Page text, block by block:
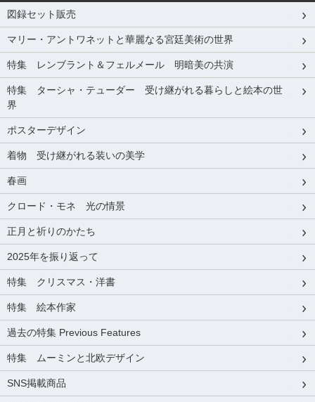
図録セット販売
マリー・アントワネットと華麗なる宮廷美術の世界
特集 レンブラント＆フェルメール 明暗美の共演
特集 ターシャ・テューダー 受け継がれる暮らしと絵本の世
界
ポスターデザイン
着物 受け継がれる装いの美学
春画
クロード・モネ 光の情景
正月と祈りのかたち
2025年を振り返って
特集 クリスマス・洋書
特集 絵本作家
過去の特集 Previous Features
特集 ムーミンと北欧デザイン
SNS掲載商品